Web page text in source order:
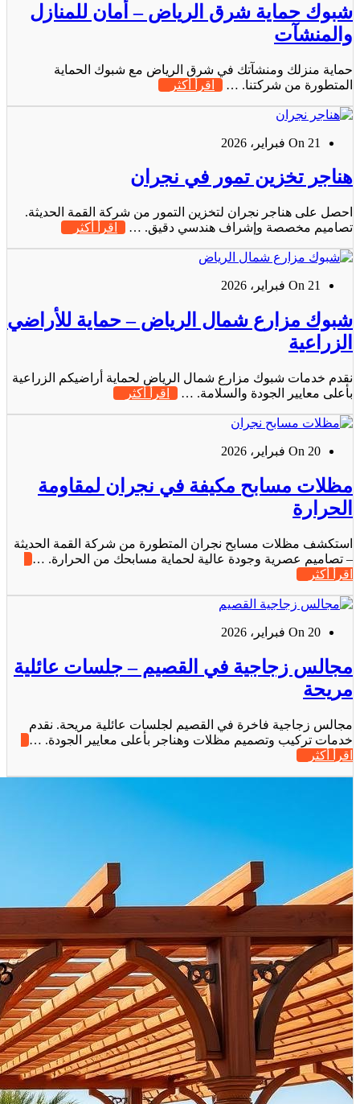
شبوك حماية شرق الرياض – أمان للمنازل
والمنشآت
حماية منزلك ومنشآتك في شرق الرياض مع شبوك الحماية
المتطورة من شركتنا. …
اقرأ أكثر
On 21 فبراير، 2026
هناجر تخزين تمور في نجران
احصل على هناجر نجران لتخزين التمور من شركة القمة الحديثة.
تصاميم مخصصة وإشراف هندسي دقيق. …
اقرأ أكثر
On 21 فبراير، 2026
شبوك مزارع شمال الرياض – حماية للأراضي
الزراعية
نقدم خدمات شبوك مزارع شمال الرياض لحماية أراضيكم الزراعية
بأعلى معايير الجودة والسلامة. …
اقرأ أكثر
On 20 فبراير، 2026
مظلات مسابح مكيفة في نجران لمقاومة
الحرارة
استكشف مظلات مسابح نجران المتطورة من شركة القمة الحديثة
– تصاميم عصرية وجودة عالية لحماية مسابحك من الحرارة. …
اقرأ أكثر
On 20 فبراير، 2026
مجالس زجاجية في القصيم – جلسات عائلية
مريحة
مجالس زجاجية فاخرة في القصيم لجلسات عائلية مريحة. نقدم
خدمات تركيب وتصميم مظلات وهناجر بأعلى معايير الجودة. …
اقرأ أكثر